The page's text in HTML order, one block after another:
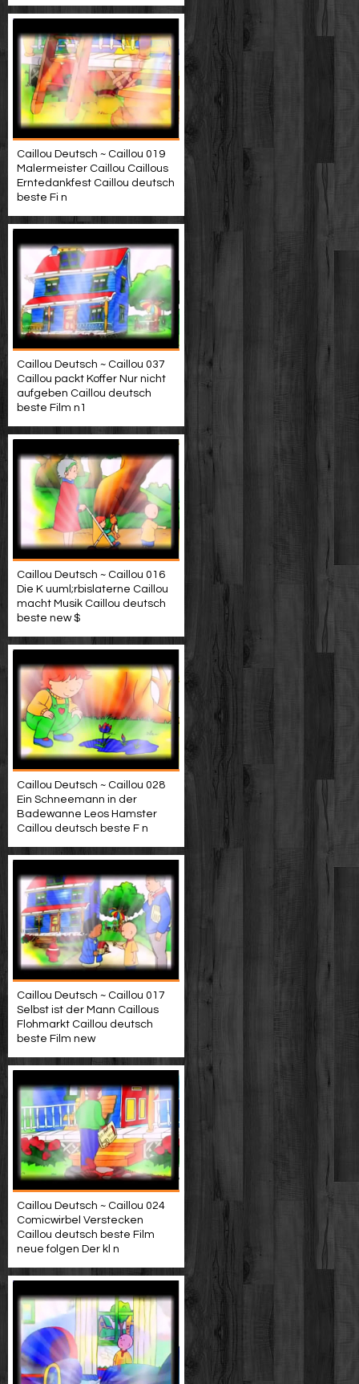
Caillou Deutsch ~ Caillou 019
Malermeister Caillou Caillous
Erntedankfest Caillou deutsch
beste Fi n
Caillou Deutsch ~ Caillou 037
Caillou packt Koffer Nur nicht
aufgeben Caillou deutsch
beste Film n1
Caillou Deutsch ~ Caillou 016
Die K uuml;rbislaterne Caillou
macht Musik Caillou deutsch
beste new $
Caillou Deutsch ~ Caillou 028
Ein Schneemann in der
Badewanne Leos Hamster
Caillou deutsch beste F n
Caillou Deutsch ~ Caillou 017
Selbst ist der Mann Caillous
Flohmarkt Caillou deutsch
beste Film new
Caillou Deutsch ~ Caillou 024
Comicwirbel Verstecken
Caillou deutsch beste Film
neue folgen Der kl n